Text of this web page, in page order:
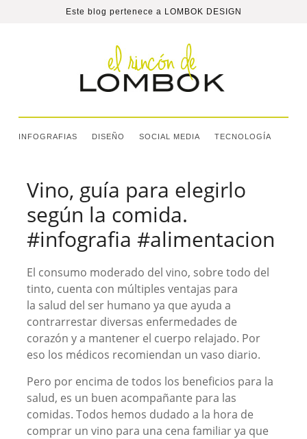
Este blog pertenece a LOMBOK DESIGN
INFOGRAFIAS DISEÑO SOCIAL MEDIA TECNOLOGÍA
Vino, guía para elegirlo
según la comida.
#infografia #alimentacion
El consumo moderado del vino, sobre todo del
tinto, cuenta con múltiples ventajas para
la salud del ser humano ya que ayuda a
contrarrestar diversas enfermedades de
corazón y a mantener el cuerpo relajado. Por
eso los médicos recomiendan un vaso diario.
Pero por encima de todos los beneficios para la
salud, es un buen acompañante para las
comidas. Todos hemos dudado a la hora de
comprar un vino para una cena familiar ya que